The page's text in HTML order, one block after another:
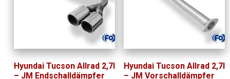
Hyundai Tucson Allrad 2,7l
– JM Endschalldämpfer
Hyundai Tucson Allrad 2,7l
– JM Vorschalldämpfer